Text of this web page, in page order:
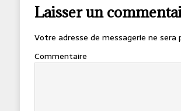
Laisser un
Votre adresse de messagerie ne sera
Commentaire